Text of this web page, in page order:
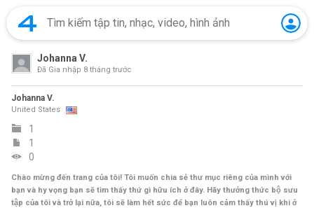
Johanna V.
Đã Gia nhập 8 tháng trước
Johanna V.
United States
1
1
0
Chào mừng đến trang của tôi! Tôi muốn chia sẻ thư mục riêng của mình với
bạn và hy vọng bạn sẽ tìm thấy thứ gì hữu ích ở đây. Hãy thưởng thức bộ sưu
tập của tôi và trở lại nữa, tôi sẽ làm hết sức để bạn luôn cảm thấy thú vị khi ở